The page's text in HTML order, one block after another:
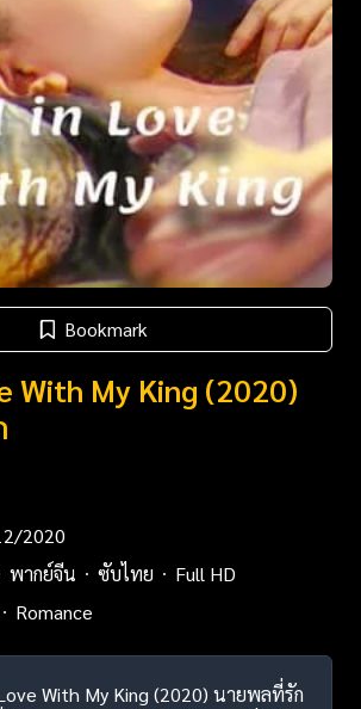
Bookmark
With My King (2020)
2020
พากย์จีน ซับไทย
Full HD
Romance
With My King (2020) นายพลที่รัก